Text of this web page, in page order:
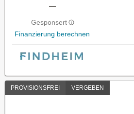
—
Gesponsert
Finanzierung berechnen
PROVISIONSFREI VERGEBEN